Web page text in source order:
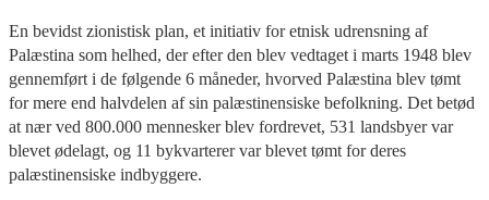
En bevidst zionistisk plan, et initiativ for etnisk udrensning af
Palæstina som helhed, der efter den blev vedtaget i marts 1948 blev
gennemført i de følgende 6 måneder, hvorved Palæstina blev tømt
for mere end halvdelen af sin palæstinensiske befolkning. Det betød
at nær ved 800.000 mennesker blev fordrevet, 531 landsbyer var
blevet ødelagt, og 11 bykvarterer var blevet tømt for deres
palæstinensiske indbyggere.